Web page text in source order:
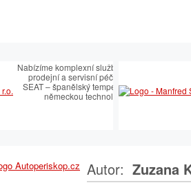
Nabízíme komplexní služby v oblasti
prodejní a servisní péče SEAT.
SEAT – španělský temperament s
německou technologií
Autor: Zuzana